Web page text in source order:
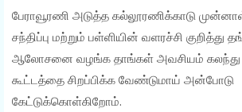
பேராவூரணி அடுத்த கல்லூரணிக்காடு
சந்திப்பு மற்றும் பள்ளியின் வளரச்சி குறித்து
ஆலோசனை வழங்க தாங்கள் அவசியம்
கூட்டத்தை சிறப்பிக்க வேண்டுமாய் அன்போடு
கேட்டுக்கொள்கிறோம்.